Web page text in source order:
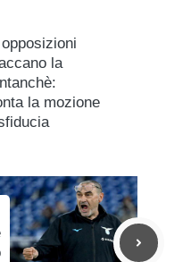
la
la mozione